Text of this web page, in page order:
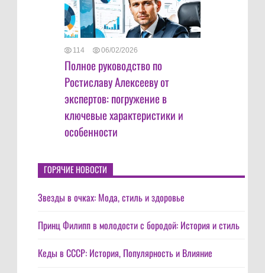
114 06/02/2026
Полное руководство по
Ростиславу Алексееву от
экспертов: погружение в
ключевые характеристики и
особенности
ГОРЯЧИЕ НОВОСТИ
Звезды в очках: Мода, стиль и здоровье
Принц Филипп в молодости с бородой: История и стиль
Кеды в СССР: История, Популярность и Влияние